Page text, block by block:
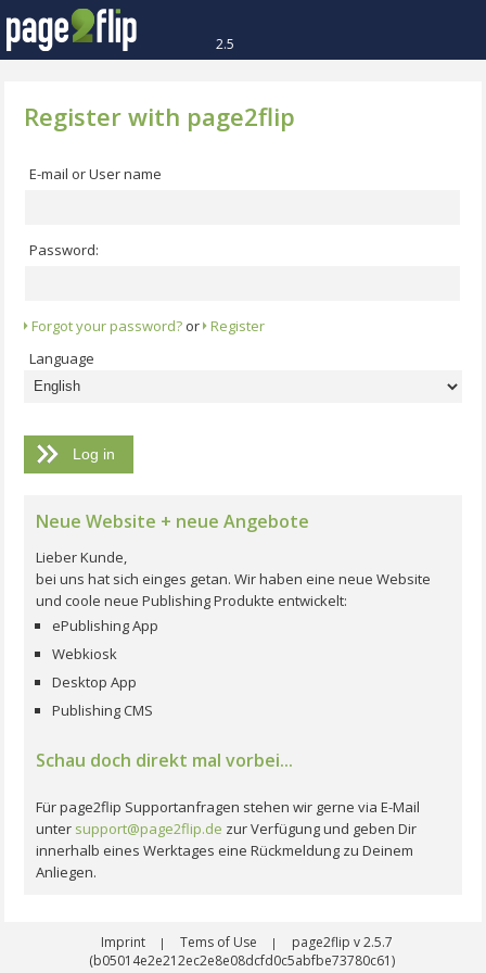
2.5
Register with page2flip
E-mail or User name
Password:
Forgot your password? or Register
Language
Neue Website + neue Angebote
Lieber Kunde,
bei uns hat sich einges getan. Wir haben eine neue Website
und coole neue Publishing Produkte entwickelt:
ePublishing App
Webkiosk
Desktop App
Publishing CMS
Schau doch direkt mal vorbei...
Für page2flip Supportanfragen stehen wir gerne via E-Mail
unter support@page2flip.de zur Verfügung und geben Dir
innerhalb eines Werktages eine Rückmeldung zu Deinem
Anliegen.
Imprint | Tems of Use |
page2flip v 2.5.7
(b05014e2e212ec2e8e08dcfd0c5abfbe73780c61)